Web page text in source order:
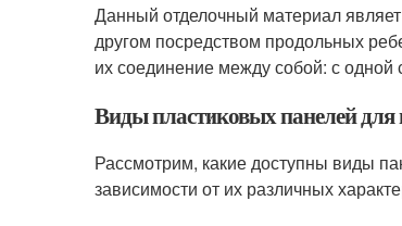
Данный отделочный материал
другом посредством продольных
их соединение между собой: с одной
Виды пластиковых панелей для
Рассмотрим, какие доступны виды
зависимости от их различных